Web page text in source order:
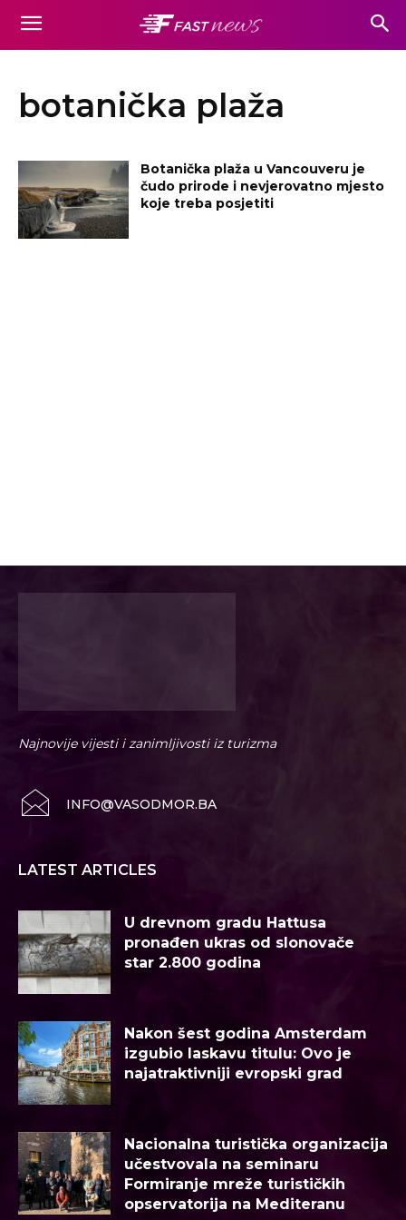
botanička plaža
Botanička plaža u Vancouveru je
čudo prirode i nevjerovatno mjesto
koje treba posjetiti
Najnovije vijesti i zanimljivosti iz turizma
INFO@VASODMOR.BA
LATEST ARTICLES
U drevnom gradu Hattusa
pronađen ukras od slonovače
star 2.800 godina
Nakon šest godina Amsterdam
izgubio laskavu titulu: Ovo je
najatraktivniji evropski grad
Nacionalna turistička organizacija
učestvovala na seminaru
Formiranje mreže turističkih
opservatorija na Mediteranu